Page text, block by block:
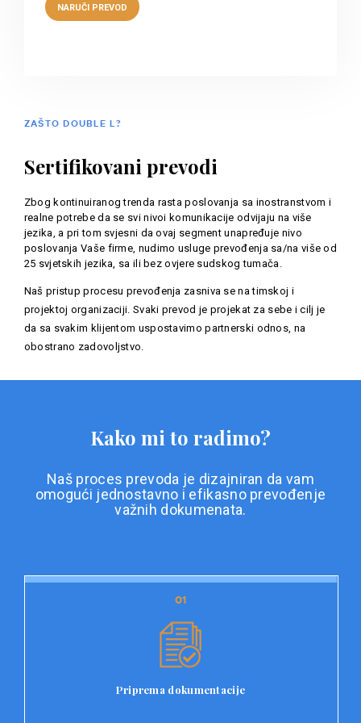
ZAŠTO DOUBLE L?
Sertifikovani prevodi
Zbog kontinuiranog trenda rasta poslovanja sa inostranstvom i
realne potrebe da se svi nivoi komunikacije odvijaju na više
jezika, a pri tom svjesni da ovaj segment unapređuje nivo
poslovanja Vaše firme, nudimo usluge prevođenja sa/na više od
25 svjetskih jezika, sa ili bez ovjere sudskog tumača.
Naš pristup procesu prevođenja zasniva se na timskoj i
projektoj organizaciji. Svaki prevod je projekat za sebe i cilj je
da sa svakim klijentom uspostavimo partnerski odnos, na
obostrano zadovoljstvo.
Kako mi to radimo?
Naš proces prevoda je dizajniran da vam
omogući jednostavno i efikasno prevođenje
važnih dokumenata.
01
Priprema dokumentacije
01
Prvi korak u našem procesu prevoda je priprema
dokumentacije. Korisnici jednostavno učitavaju svoje
dokumenta, kao i specifične zahtjeve za prevod.